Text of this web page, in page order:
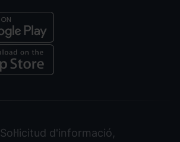
Sol·licitud d'informació,